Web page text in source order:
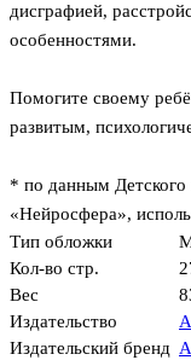
дисграфией,
особенностями.
Помогите своему
развитым,
* по данным Детского
«Нейросфера»,
Тип обложки
Кол-во стр.
Вес
Издательство
Издательский бренд